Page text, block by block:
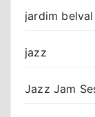
jardim belval
jazz
Jazz Jam